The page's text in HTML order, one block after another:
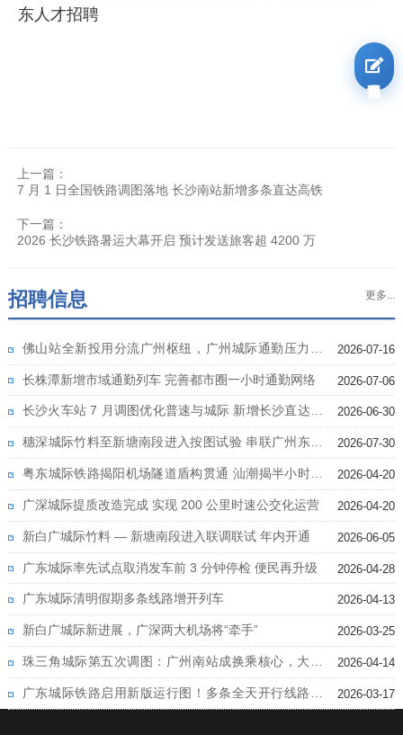
东人才招聘
上一篇：
7 月 1 日全国铁路调图落地 长沙南站新增多条直达高铁
下一篇：
2026 长沙铁路暑运大幕开启 预计发送旅客超 4200 万
更多...
招聘信息
佛山站全新投用分流广州枢纽，广州城际通勤压力大
幅缓解
2026-07-16
长株潭新增市域通勤列车 完善都市圈一小时通勤网络 2026-07-06
长沙火车站 7 月调图优化普速与城际 新增长沙直达湛
江列车
2026-06-30
穗深城际竹料至新塘南段进入按图试验 串联广州东部
三区通勤提速
2026-07-30
粤东城际铁路揭阳机场隧道盾构贯通 汕潮揭半小时圈
加速成型
2026-04-20
广深城际提质改造完成 实现 200 公里时速公交化运营 2026-04-20
新白广城际竹料 — 新塘南段进入联调联试 年内开通 2026-06-05
广东城际率先试点取消发车前 3 分钟停检 便民再升级 2026-04-28
广东城际清明假期多条线路增开列车 2026-04-13
新白广城际新进展，广深两大机场将“牵手” 2026-03-25
珠三角城际第五次调图：广州南站成换乘核心，大湾
区“一小时生活圈”再提速
2026-04-14
广东城际铁路启用新版运行图！多条全天开行线路直 2026-03-17
我要报名